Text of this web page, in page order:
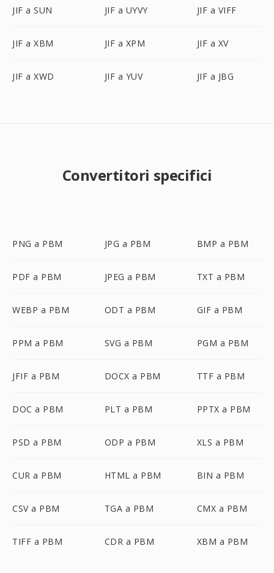
JIF a SUN JIF a UYVY JIF a VIFF
JIF a XBM JIF a XPM JIF a XV
JIF a XWD JIF a YUV JIF a JBG
Convertitori specifici
PNG a PBM JPG a PBM BMP a PBM
PDF a PBM JPEG a PBM TXT a PBM
WEBP a PBM ODT a PBM GIF a PBM
PPM a PBM SVG a PBM PGM a PBM
JFIF a PBM DOCX a PBM TTF a PBM
DOC a PBM PLT a PBM PPTX a PBM
PSD a PBM ODP a PBM XLS a PBM
CUR a PBM HTML a PBM BIN a PBM
CSV a PBM TGA a PBM CMX a PBM
TIFF a PBM CDR a PBM XBM a PBM